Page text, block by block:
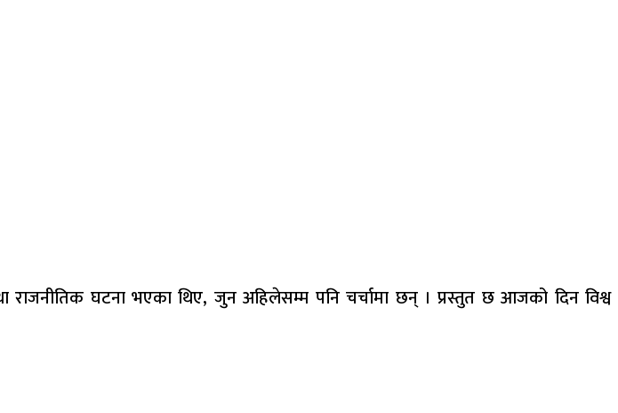
राजनीतिक घटना भएका थिए, जुन अहिलेसम्म पनि चर्चामा छन् । प्रस्तुत छ आजको दिन विश्व